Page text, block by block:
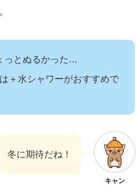
っとぬるかった…
＋水シャワーがおすすめで
キャン
冬に期待だね！